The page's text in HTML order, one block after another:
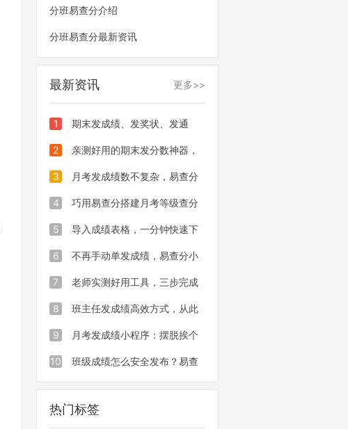
分班易查分介绍
分班易查分最新资讯
最新资讯 更多>>
1 期末发成绩、发奖状、发通
知……我的做法是一次性搞定
2 亲测好用的期末发分数神器，
期末成绩私密发，家长一对一查询
3 月考发成绩数不复杂，易查分
三步操作轻松高效下发成绩
4 巧用易查分搭建月考等级查分
页面，班主任发月考分数更轻松
5 导入成绩表格，一分钟快速下
发全班月考成绩教程
6 不再手动单发成绩，易查分小
程序让家长扫码自主查询月考分数
7 老师实测好用工具，三步完成
全班月考成绩发布工作
8 班主任发成绩高效方式，从此
告别低效私发！
9 月考发成绩小程序：摆脱挨个
私发，实现隐私一键下发！
10 班级成绩怎么安全发布？易查
分三步操作，家长仅查看自家孩子成
绩
热门标签